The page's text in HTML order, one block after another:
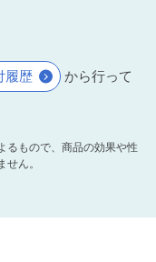
履歴
から行って
るもので、商品の効果や性
ん。